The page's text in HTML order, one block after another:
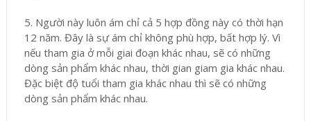
5. Người này luôn ám chỉ cả 5 hợp đồng này có thời hạn
12 năm. Đây là sự ám chỉ không phù hợp, bất hợp lý. Vì
nếu tham gia ở mỗi giai đoạn khác nhau, sẽ có những
dòng sản phẩm khác nhau, thời gian giam gia khác nhau.
Đặc biệt độ tuổi tham gia khác nhau thì sẽ có những
dòng sản phẩm khác nhau.